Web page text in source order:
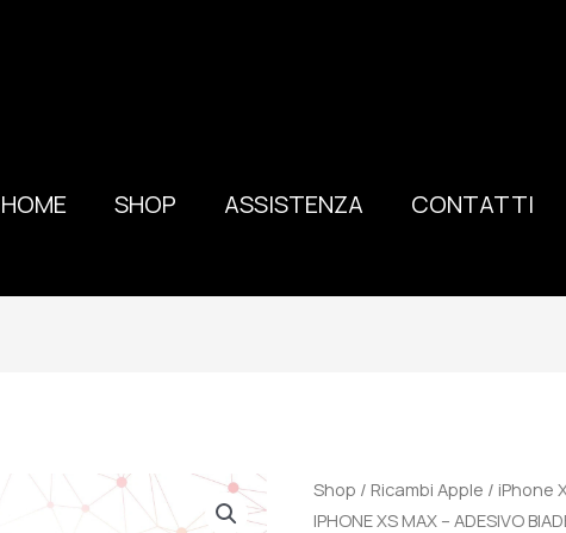
HOME SHOP ASSISTENZA CONTATTI
Shop / Ricambi Apple / iPhone
IPHONE XS MAX – ADESIVO
100%
ORIGINALE